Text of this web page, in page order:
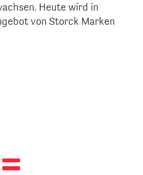
Heute wird in
von Storck Marken